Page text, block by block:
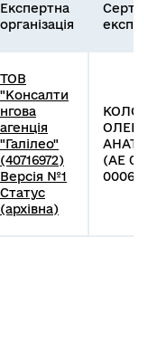
Експертна
організація
ТОВ
"Консалти
нгова
агенція
"Галілео"
(40716972)
Версія №1
Статус
(архівна)
(АЕ